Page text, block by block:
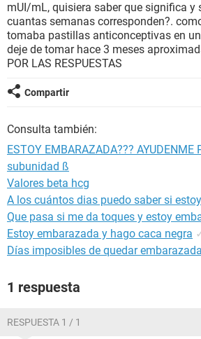
GLOSARIO
mUI/mL, quisiera saber que significa y
cuantas semanas corresponden?.
tomaba pastillas anticonceptivas en
deje de tomar hace 3 meses
POR LAS RESPUESTAS
Compartir
Consulta también:
ESTOY EMBARAZADA??? AYUDENME
subunidad ß
Valores beta hcg
A los cuántos dias puedo saber si
Que pasa si me da toques y estoy
Estoy embarazada y hago caca negra
Días imposibles de quedar embarazada
1 respuesta
RESPUESTA 1 / 1